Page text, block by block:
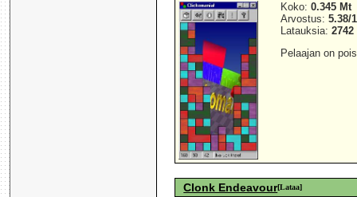
Koko:0.345 Mt
Arvostus:5.38/
Latauksia:2742
Pelaajan on
Clonk Endeavour[Lataa]